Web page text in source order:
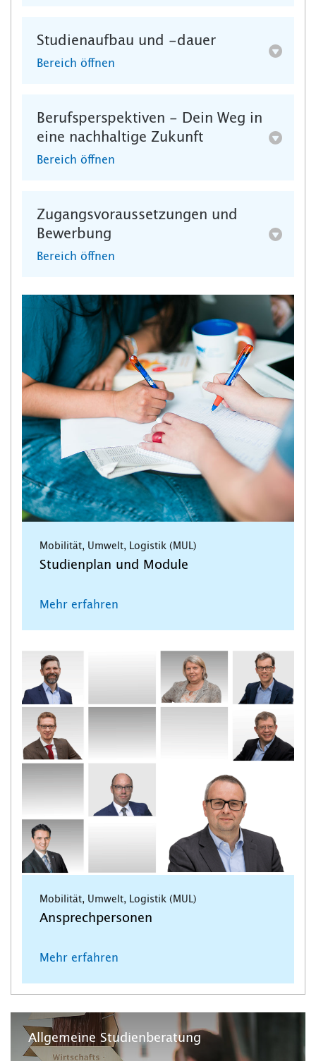
Studienaufbau und -dauer
Bereich öffnen
Berufsperspektiven - Dein Weg in
eine nachhaltige Zukunft
Bereich öffnen
Zugangsvoraussetzungen und
Bewerbung
Bereich öffnen
Mobilität, Umwelt, Logistik (MUL)
Studienplan und Module
Mehr erfahren
Mobilität, Umwelt, Logistik (MUL)
Ansprechpersonen
Mehr erfahren
Allgemeine Studienberatung